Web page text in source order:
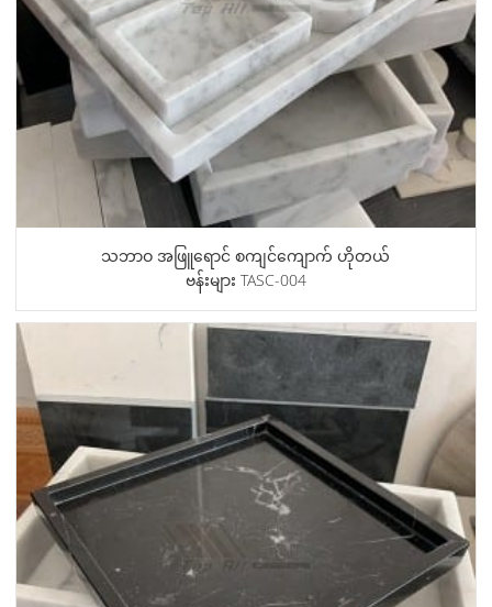
သဘာဝ အဖြူရောင် စကျင်ကျောက် ဟိုတယ်
ဗန်းများ TASC-004